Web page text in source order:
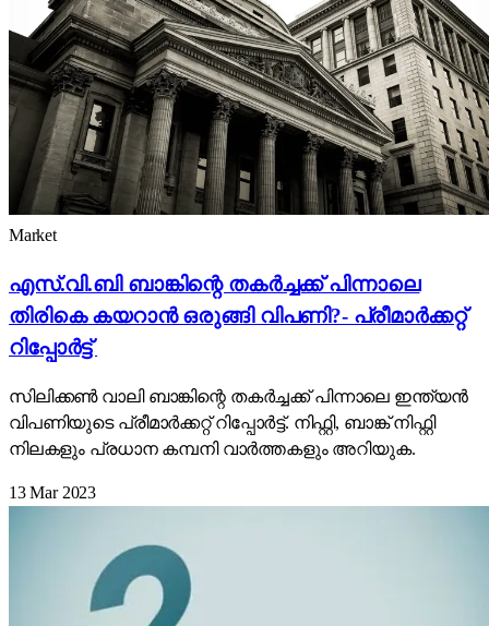
Market
എസ്.വി.ബി ബാങ്കിന്റെ തകർച്ചക്ക് പിന്നാലെ
തിരികെ കയറാൻ ഒരുങ്ങി വിപണി?- പ്രീമാർക്കറ്റ്
റിപ്പോർട്ട്
സിലിക്കൺ വാലി ബാങ്കിന്റെ തകർച്ചക്ക് പിന്നാലെ ഇന്ത്യൻ
വിപണിയുടെ പ്രീമാർക്കറ്റ് റിപ്പോർട്ട്. നിഫ്റ്റി, ബാങ്ക് നിഫ്റ്റി
നിലകളും പ്രധാന കമ്പനി വാർത്തകളും അറിയുക.
13 Mar 2023